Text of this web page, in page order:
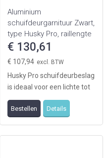
Aluminium
schuifdeurgarnituur Zwart,
type Husky Pro, raillengte
2000mm
€ 130,61
€ 107,94
Husky Pro schuifdeurbeslag
is ideaal voor een lichte tot
zware
binnendeurtoepassing.
Bestellen Details